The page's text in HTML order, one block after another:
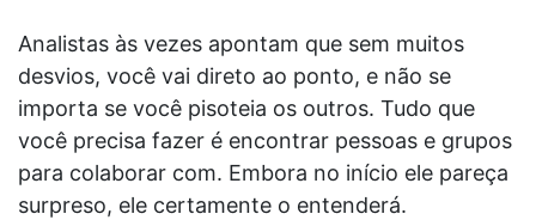
Analistas às vezes apontam que sem muitos
desvios, você vai direto ao ponto, e não se
importa se você pisoteia os outros. Tudo que
você precisa fazer é encontrar pessoas e grupos
para colaborar com. Embora no início ele pareça
surpreso, ele certamente o entenderá.